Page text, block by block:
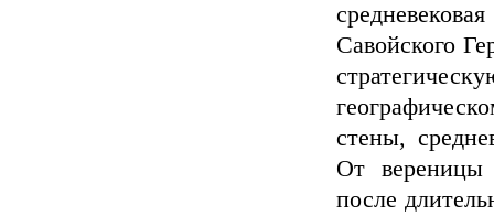
Савойского
стены,
От вереницы
после